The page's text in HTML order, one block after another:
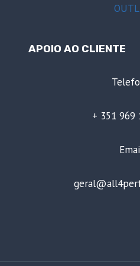
APOIO AO CLIENTE
+ 351 969